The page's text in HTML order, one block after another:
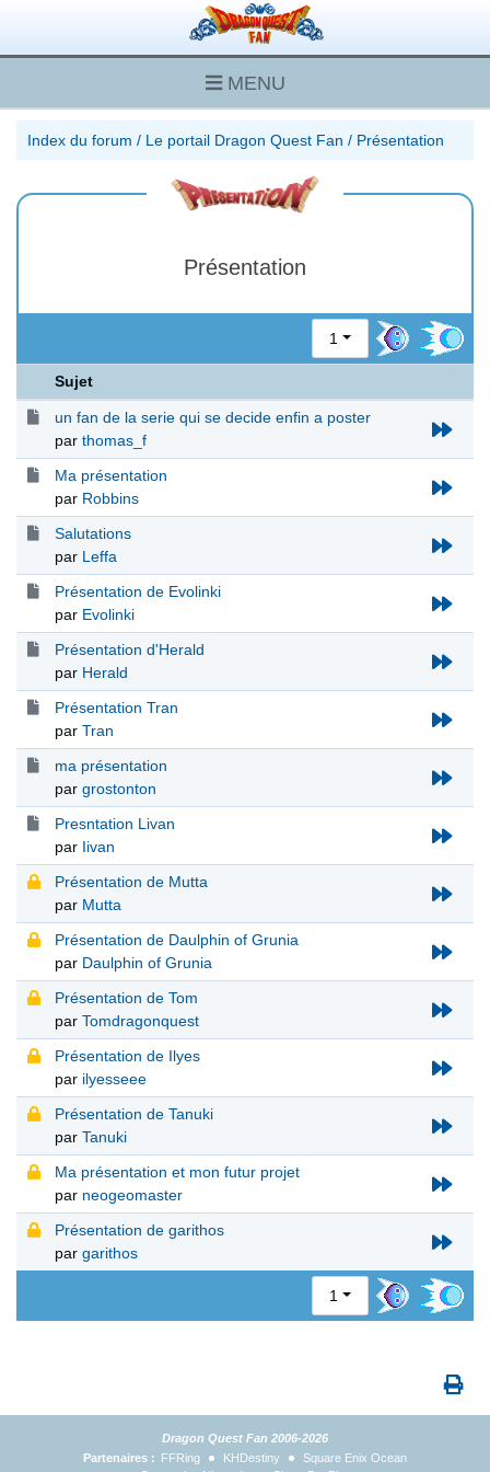
MENU
Index du forum / Le portail Dragon Quest Fan / Présentation
Présentation
1
Sujet
un fan de la serie qui se decide enfin a poster
par thomas_f
Ma présentation
par Robbins
Salutations
par Leffa
Présentation de Evolinki
par Evolinki
Présentation d'Herald
par Herald
Présentation Tran
par Tran
ma présentation
par grostonton
Presntation Livan
par Iivan
Présentation de Mutta
par Mutta
Présentation de Daulphin of Grunia
par Daulphin of Grunia
Présentation de Tom
par Tomdragonquest
Présentation de Ilyes
par ilyesseee
Présentation de Tanuki
par Tanuki
Ma présentation et mon futur projet
par neogeomaster
Présentation de garithos
par garithos
1
Dragon Quest Fan 2006-2026
Partenaires : FFRing KHDestiny
Square Enix Ocean